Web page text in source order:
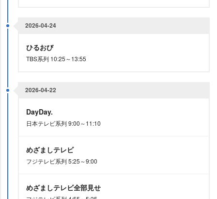
2026-04-24
ひるおび
TBS系列 10:25～13:55
2026-04-22
DayDay.
日本テレビ系列 9:00～11:10
めざましテレビ
フジテレビ系列 5:25～9:00
めざましテレビ全部見せ